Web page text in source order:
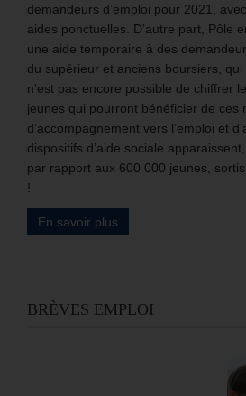
demandeurs d’emploi pour 2021,
aides ponctuelles. D’autre part, Pôle
une aide temporaire à des
du supérieur et anciens boursiers,
n’est pas encore possible de chiffrer
jeunes qui pourront bénéficier de ces
d’accompagnement vers l’emploi et
dispositifs d’aide sociale
par rapport aux 600 000 jeunes,
!
En savoir plus
BRÈVES EMPLOI